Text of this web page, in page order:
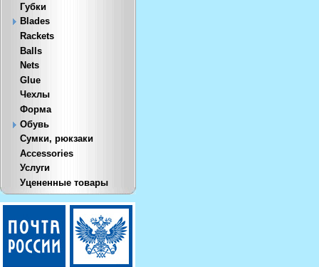
Губки
Blades
Rackets
Balls
Nets
Glue
Чехлы
Форма
Обувь
Сумки, рюкзаки
Accessories
Услуги
Уцененные товары